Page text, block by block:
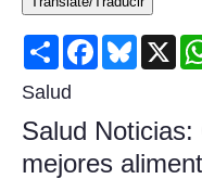
Consumer
Consumer Affairs
Food & Drug
Share FacebookBluesky
X
Salud
Salud
mejores